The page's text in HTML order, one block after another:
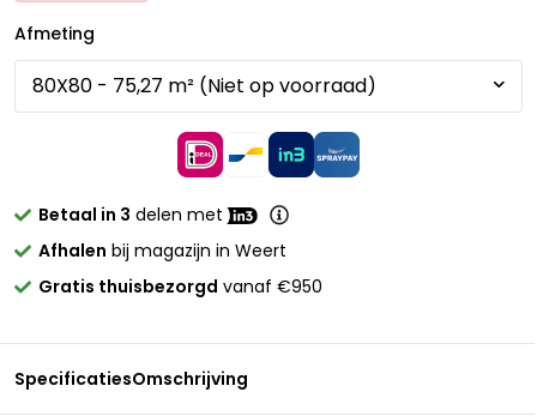
Afmeting
Betaal in 3 delen met
Afhalen bij magazijn in Weert
Gratis thuisbezorgd vanaf €950
SpecificatiesOmschrijving